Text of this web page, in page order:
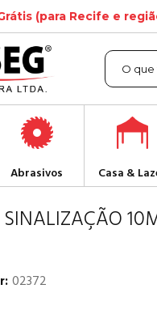
(para Recife e
Abrasivos Casa &
SINALIZAÇÃO
02372